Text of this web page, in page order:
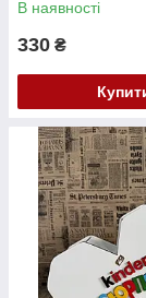
В наявності
330 ₴